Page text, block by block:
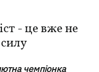
- це вже не
чемпіонка